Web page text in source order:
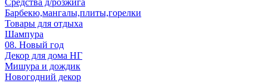
Средства д/розжига
Барбекю,мангалы,плиты,горелки
Товары для отдыха
Шампура
08. Новый год
Декор для дома НГ
Мишура и дождик
Новогодний декор